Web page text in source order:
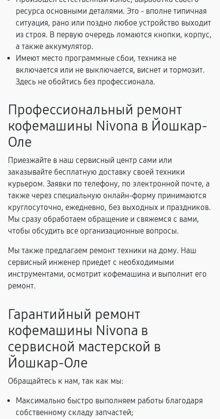
ресурса основными деталями. Это - вполне типичная
ситуация, рано или поздно любое устройство выходит
из строя. В первую очередь ломаются кнопки, корпус,
а также аккумулятор.
Имеют место программные сбои, техника не
включается или не выключается, виснет и тормозит.
Здесь не обойтись без профессионала.
Профессиональный ремонт
кофемашины Nivona в Йошкар-
Оле
Приезжайте в наш сервисный центр сами или
заказывайте бесплатную доставку своей техники
курьером. Заявки по телефону, по электронной почте, а
также через специальную онлайн-форму принимаются
круглосуточно, ежедневно, без выходных и праздников.
Мы сразу обработаем обращение и свяжемся с вами,
чтобы обсудить все организационные вопросы.
Мы также предлагаем ремонт техники на дому. Наш
сервисный инженер приедет с необходимыми
инструментами, осмотрит кофемашина и выполнит его
ремонт.
Гарантийный ремонт
кофемашины Nivona в
сервисной мастерской в
Йошкар-Оле
Обращайтесь к нам, так как мы:
Максимально быстро выполняем работы благодаря
собственному складу запчастей;